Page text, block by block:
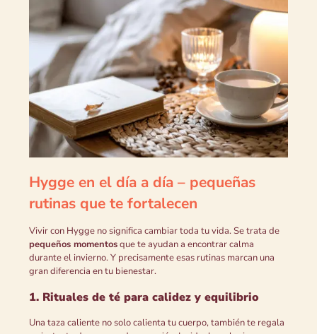
Hygge en el día a día – pequeñas
rutinas que te fortalecen
Vivir con Hygge no significa cambiar toda tu vida. Se trata de
pequeños momentosque te ayudan a encontrar calma
durante el invierno. Y precisamente esas rutinas marcan una
gran diferencia en tu bienestar.
1. Rituales de té para calidez y equilibrio
Una taza caliente no solo calienta tu cuerpo, también te regala